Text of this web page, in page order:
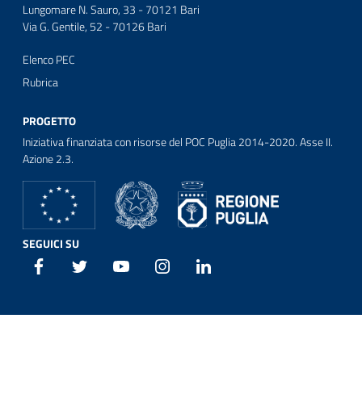
Lungomare N. Sauro, 33 - 70121 Bari
Via G. Gentile, 52 - 70126 Bari
Elenco PEC
Rubrica
PROGETTO
Iniziativa finanziata con risorse del POC Puglia 2014-2020. Asse II.
Azione 2.3.
SEGUICI SU
Facebook Twitter Youtube Instagram